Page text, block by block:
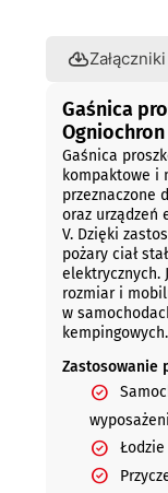
Załączniki
Gaśnica
Ogniochron
Gaśnica
kompaktowe i
przeznaczone
oraz urządzeń
V. Dzięki
pożary ciał
elektrycznych.
rozmiar i
w
kempingowych.
Zastosowanie